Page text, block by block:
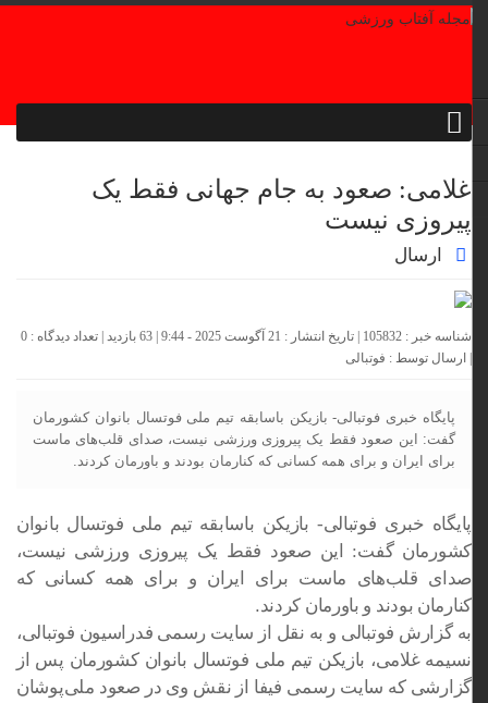
غلامی: صعود به جام جهانی فقط یک
پیروزی نیست
ارسال
شناسه خبر : 105832 | تاریخ انتشار : 21 آگوست 2025 - 9:44 | 63 بازدید | تعداد دیدگاه :
0
| ارسال توسط :فوتبالی
پایگاه خبری فوتبالی- بازیکن باسابقه تیم ملی فوتسال بانوان کشورمان
گفت: این صعود فقط یک پیروزی ورزشی نیست، صدای قلب‌های ماست
برای ایران و برای همه کسانی که کنارمان بودند و باورمان کردند.
پایگاه خبری فوتبالی- بازیکن باسابقه تیم ملی فوتسال بانوان
کشورمان گفت: این صعود فقط یک پیروزی ورزشی نیست،
صدای قلب‌های ماست برای ایران و برای همه کسانی که
کنارمان بودند و باورمان کردند.
به گزارش فوتبالی و به نقل از سایت رسمی فدراسیون فوتبالی،
نسیمه غلامی، بازیکن تیم ملی فوتسال بانوان کشورمان پس از
گزارشی که سایت رسمی فیفا از نقش وی در صعود ملی‌پوشان